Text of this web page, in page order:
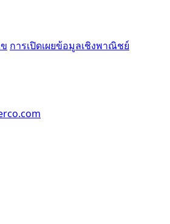
การเปิดเผยข้อมูลเชิงพาณิชย์